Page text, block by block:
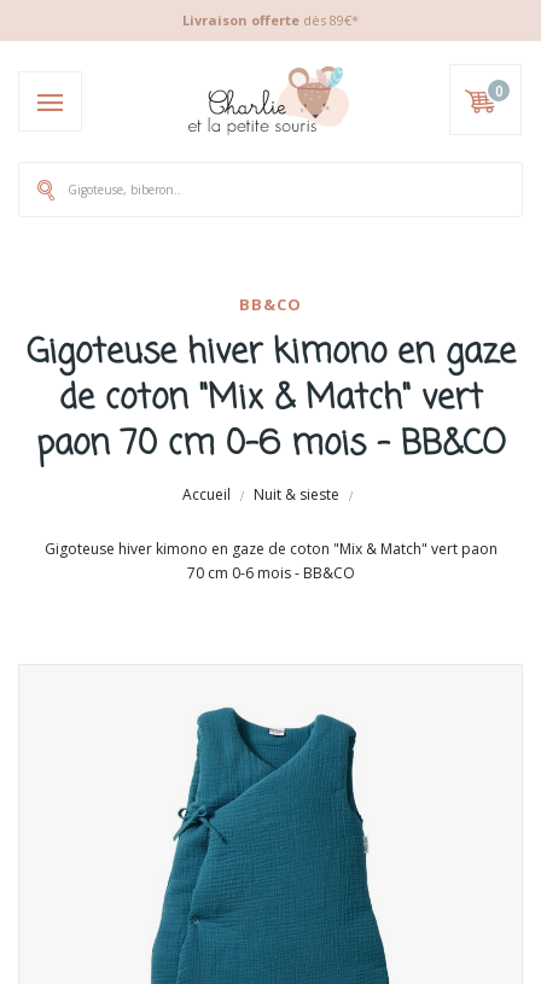
Livraison offerte dès 89€*
0
BB&CO
Gigoteuse hiver kimono en gaze
de coton "Mix & Match" vert
paon 70 cm 0-6 mois - BB&CO
Accueil Nuit & sieste
Gigoteuse hiver kimono en gaze de coton "Mix & Match" vert paon
70 cm 0-6 mois - BB&CO